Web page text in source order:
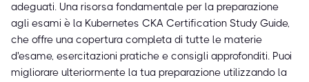
adeguati. Una risorsa fondamentale per la preparazione
agli esami è la Kubernetes CKA Certification Study Guide,
che offre una copertura completa di tutte le materie
d'esame, esercitazioni pratiche e consigli approfonditi. Puoi
migliorare ulteriormente la tua preparazione utilizzando la